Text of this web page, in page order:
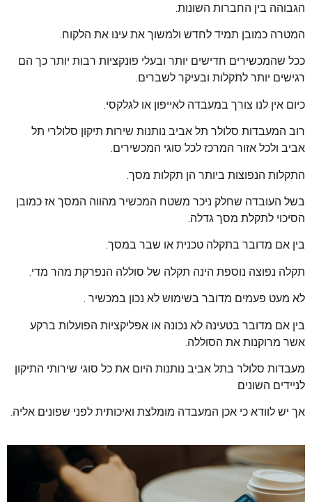
הגבוהה בין החברות השונות.
המטרה כמובן תמיד לחדש ולמשוך את עינו את הלקוח.
ככל שהמכשירים חדישים יותר ובעלי פונקציות רבות יותר כך הם
רגישים יותר לתקלות ובעיקר לשברים.
כיום אין לנו צורך במעבדה לאייפון או לגלקסי.
רוב המעבדות סלולר תל אביב נותנות שירות תיקון סלולרי תל
אביב ולכל אזור המרכז לכל סוגי המכשירים.
התקלות הנפוצות ביותר הן תקלות מסך.
בשל העובדה שחלק ניכר משטח המכשיר מהווה המסך אז כמובן
הסיכוי לתקלת מסך גדלה.
בין אם מדובר בתקלה טכנית או שבר במסך.
תקלה נפוצה נוספת הינה תקלה של סוללה הנפרקת מהר מדי.
לא מעט פעמים מדובר בשימוש לא נכון במכשיר .
בין אם מדובר בטעינה לא נכונה או אפליקציות הפועלות ברקע
אשר מרוקנות את הסוללה.
מעבדות סלולר בתל אביב נותנות היום את כל סוגי שירותי התיקון
לניידים השונים
אך יש לוודא כי אכן המעבדה מומלצת ואיכותית לפני שפונים אליה.